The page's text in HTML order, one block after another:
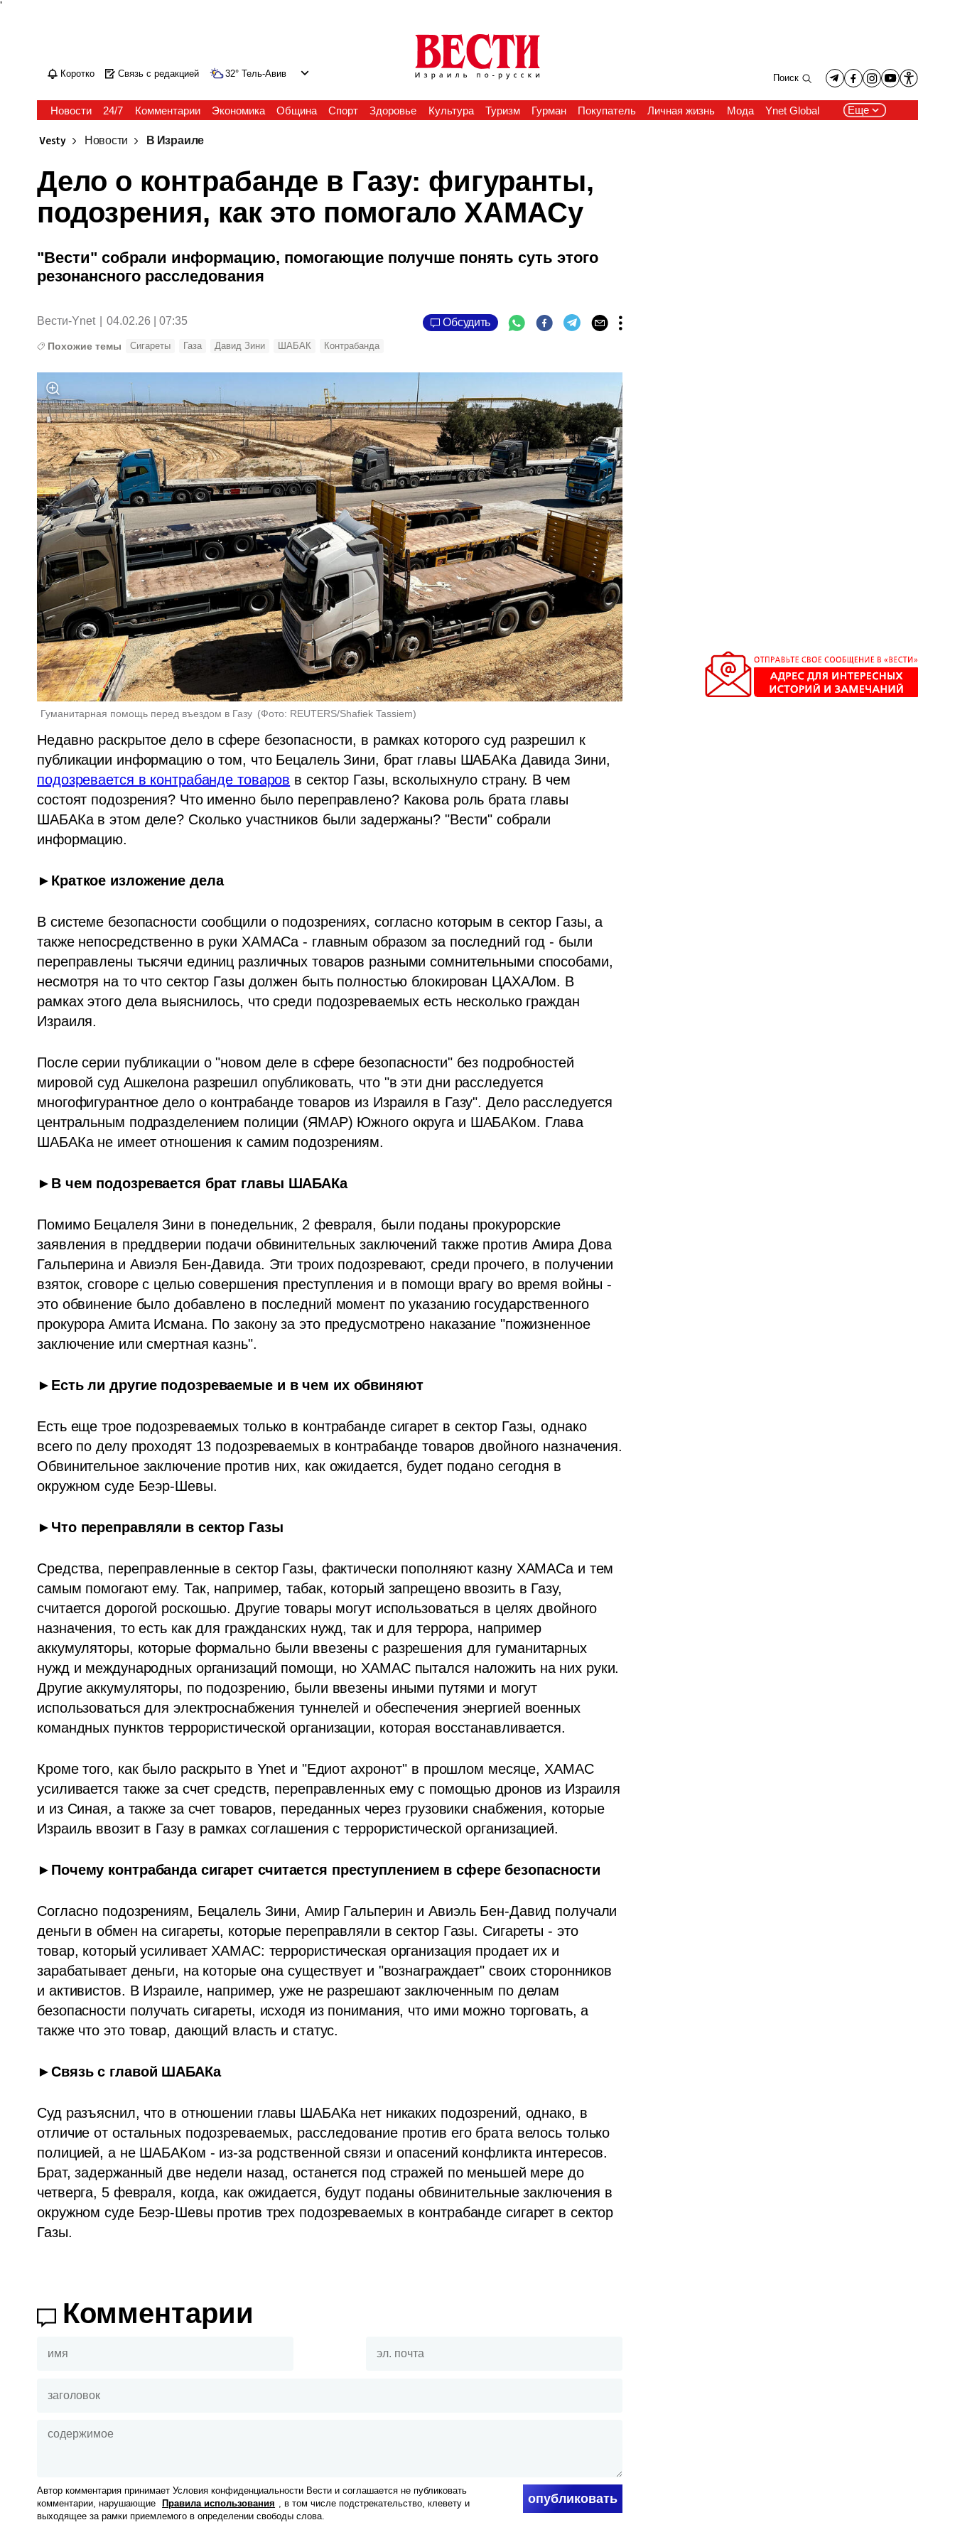
'
Коротко Связь с редакцией 32° Тель-Авив Поиск
Новости 24/7 Комментарии Экономика Община Спорт Здоровье Культура Туризм Гурман Покупатель Личная жизнь Мода Ynet Global Еще
Vesty Новости В Израиле
Дело о контрабанде в Газу: фигуранты,
подозрения, как это помогало ХАМАСу
"Вести" собрали информацию, помогающие получше понять суть этого
резонансного расследования
Вести-Ynet 04.02.26 | 07:35 Обсудить
Похожие темы Сигареты Газа Давид Зини ШАБАК Контрабанда
Гуманитарная помощь перед въездом в Газу (Фото: REUTERS/Shafiek Tassiem)
Недавно раскрытое дело в сфере безопасности, в рамках которого суд разрешил к
подозревается в контрабанде товаров в сектор Газы, всколыхнуло страну. В чем
состоят подозрения? Что именно было переправлено? Какова роль брата главы
ШАБАКа в этом деле? Сколько участников были задержаны? "Вести" собрали
информацию.
►Краткое изложение дела
В системе безопасности сообщили о подозрениях, согласно которым в сектор Газы, а
также непосредственно в руки ХАМАСа - главным образом за последний год - были
переправлены тысячи единиц различных товаров разными сомнительными способами,
несмотря на то что сектор Газы должен быть полностью блокирован ЦАХАЛом. В
рамках этого дела выяснилось, что среди подозреваемых есть несколько граждан
Израиля.
После серии публикации о "новом деле в сфере безопасности" без подробностей
мировой суд Ашкелона разрешил опубликовать, что "в эти дни расследуется
многофигурантное дело о контрабанде товаров из Израиля в Газу". Дело расследуется
центральным подразделением полиции (ЯМАР) Южного округа и ШАБАКом. Глава
ШАБАКа не имеет отношения к самим подозрениям.
►В чем подозревается брат главы ШАБАКа
Помимо Бецалеля Зини в понедельник, 2 февраля, были поданы прокурорские
заявления в преддверии подачи обвинительных заключений также против Амира Дова
Гальперина и Авиэля Бен-Давида. Эти троих подозревают, среди прочего, в получении
взяток, сговоре с целью совершения преступления и в помощи врагу во время войны -
это обвинение было добавлено в последний момент по указанию государственного
прокурора Амита Исмана. По закону за это предусмотрено наказание "пожизненное
заключение или смертная казнь".
►Есть ли другие подозреваемые и в чем их обвиняют
Есть еще трое подозреваемых только в контрабанде сигарет в сектор Газы, однако
всего по делу проходят 13 подозреваемых в контрабанде товаров двойного назначения.
Обвинительное заключение против них, как ожидается, будет подано сегодня в
окружном суде Беэр-Шевы.
►Что переправляли в сектор Газы
Средства, переправленные в сектор Газы, фактически пополняют казну ХАМАСа и тем
самым помогают ему. Так, например, табак, который запрещено ввозить в Газу,
считается дорогой роскошью. Другие товары могут использоваться в целях двойного
назначения, то есть как для гражданских нужд, так и для террора, например
аккумуляторы, которые формально были ввезены с разрешения для гуманитарных
нужд и международных организаций помощи, но ХАМАС пытался наложить на них руки.
Другие аккумуляторы, по подозрению, были ввезены иными путями и могут
использоваться для электроснабжения туннелей и обеспечения энергией военных
командных пунктов террористической организации, которая восстанавливается.
Кроме того, как было раскрыто в Ynet и "Едиот ахронот" в прошлом месяце, ХАМАС
усиливается также за счет средств, переправленных ему с помощью дронов из Израиля
и из Синая, а также за счет товаров, переданных через грузовики снабжения, которые
Израиль ввозит в Газу в рамках соглашения с террористической организацией.
►Почему контрабанда сигарет считается преступлением в сфере безопасности
Согласно подозрениям, Бецалель Зини, Амир Гальперин и Авиэль Бен-Давид получали
деньги в обмен на сигареты, которые переправляли в сектор Газы. Сигареты - это
товар, который усиливает ХАМАС: террористическая организация продает их и
зарабатывает деньги, на которые она существует и "вознаграждает" своих сторонников
и активистов. В Израиле, например, уже не разрешают заключенным по делам
безопасности получать сигареты, исходя из понимания, что ими можно торговать, а
также что это товар, дающий власть и статус.
►Связь с главой ШАБАКа
Суд разъяснил, что в отношении главы ШАБАКа нет никаких подозрений, однако, в
отличие от остальных подозреваемых, расследование против его брата велось только
полицией, а не ШАБАКом - из-за родственной связи и опасений конфликта интересов.
Брат, задержанный две недели назад, останется под стражей по меньшей мере до
четверга, 5 февраля, когда, как ожидается, будут поданы обвинительные заключения в
окружном суде Беэр-Шевы против трех подозреваемых в контрабанде сигарет в сектор
Газы.
Комментарии
Автор комментария принимает Условия конфиденциальности Вести и соглашается не публиковать
комментарии, нарушающие
Правила использования , в том числе подстрекательство, клевету и
выходящее за рамки приемлемого в определении свободы слова.
опубликовать